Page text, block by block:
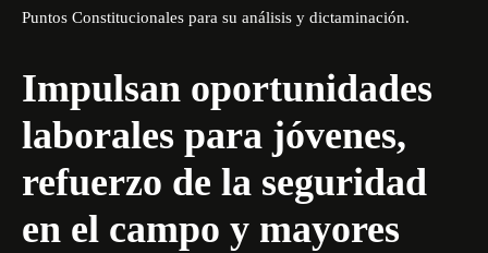
Puntos Constitucionales para su análisis y dictaminación.
Impulsan oportunidades
laborales para jóvenes,
refuerzo de la seguridad
en el campo y mayores